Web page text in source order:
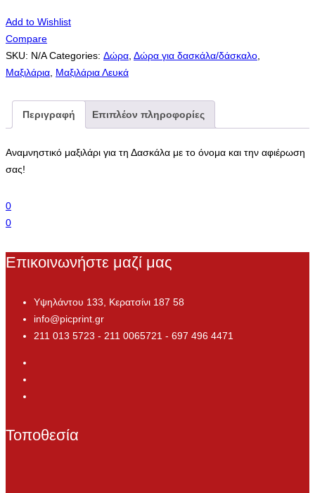
Add to Wishlist
Compare
SKU: N/A Categories: Δώρα Δώρα για δασκάλα/δάσκαλο
Μαξιλάρια Μαξιλάρια Λευκά
Περιγραφή Επιπλέον πληροφορίες
Αναμνηστικό μαξιλάρι για τη Δασκάλα με το όνομα και την αφιέρωση
σας!
0
0
Επικοινωνήστε μαζί μας
Υψηλάντου 133, Κερατσίνι 187 58
info@picprint.gr
211 013 5723 - 211 0065721 - 697 496 4471
Τοποθεσία